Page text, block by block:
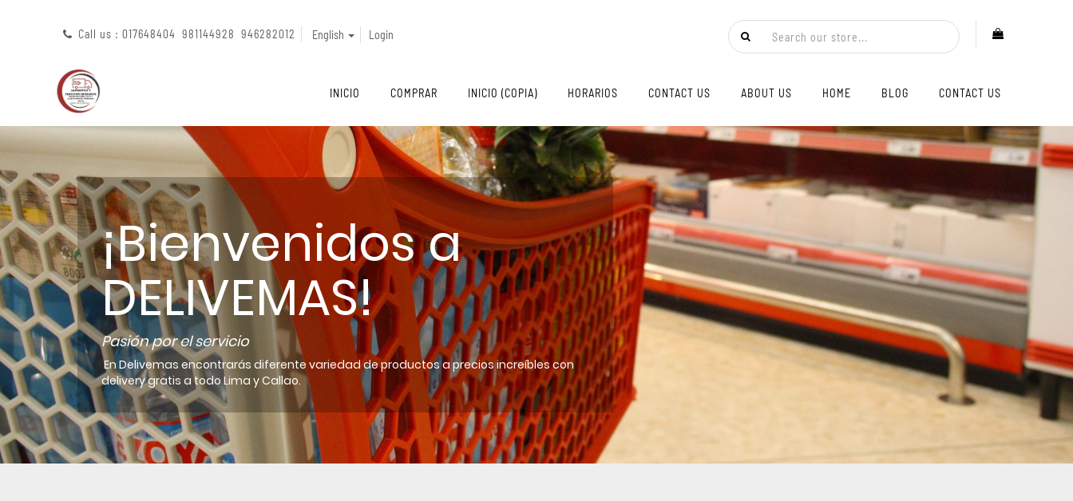
Call us : 017648404 981144928 946282012 English Login
INICIO COMPRAR INICIO (COPIA) HORARIOS CONTACT US ABOUT US HOME BLOG CONTACT US
¡Bienvenidos a
DELIVEMAS!
Pasión por el servicio
En Delivemas encontrarás diferente variedad de productos a precios increíbles con
delivery gratis a todo Lima y Callao.